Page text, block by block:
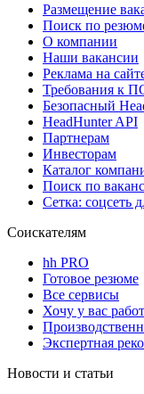
Размещение
Поиск по
О компании
Наши вакансии
Реклама на
Требования к
Безопасный
HeadHunter API
Партнерам
Инвесторам
Каталог
Поиск по
Сетка: соцсеть
Соискателям
hh PRO
Готовое резюме
Все сервисы
Хочу у вас
Экспертная
Новости и статьи